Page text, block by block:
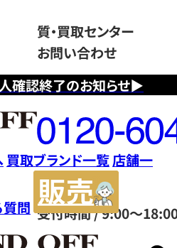
確認終了のお知らせ▶
質・買取センター
お問い合わせ
フ
リ
ー
ダ
イ
ヤ
ル
0120604117
受付時間 / 9:00～
買取ブランド一覧店舗一
質問
サ